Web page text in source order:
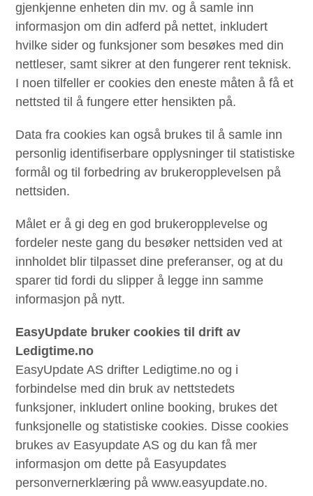
gjenkjenne enheten din mv. og å samle inn
informasjon om din adferd på nettet, inkludert
hvilke sider og funksjoner som besøkes med din
nettleser, samt sikrer at den fungerer rent teknisk.
I noen tilfeller er cookies den eneste måten å få et
nettsted til å fungere etter hensikten på.
Data fra cookies kan også brukes til å samle inn
personlig identifiserbare opplysninger til statistiske
formål og til forbedring av brukeropplevelsen på
nettsiden.
Målet er å gi deg en god brukeropplevelse og
fordeler neste gang du besøker nettsiden ved at
innholdet blir tilpasset dine preferanser, og at du
sparer tid fordi du slipper å legge inn samme
informasjon på nytt.
EasyUpdate bruker cookies til drift av
Ledigtime.no
EasyUpdate AS drifter Ledigtime.no og i
forbindelse med din bruk av nettstedets
funksjoner, inkludert online booking, brukes det
funksjonelle og statistiske cookies. Disse cookies
brukes av Easyupdate AS og du kan få mer
informasjon om dette på Easyupdates
personvernerklæring på www.easyupdate.no.